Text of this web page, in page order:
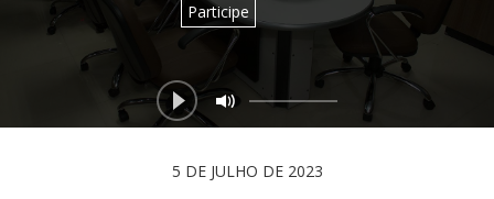
Participe
5 DE JULHO DE 2023